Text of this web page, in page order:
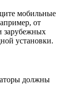
мобильные
от
зарубежных
установки.
должны